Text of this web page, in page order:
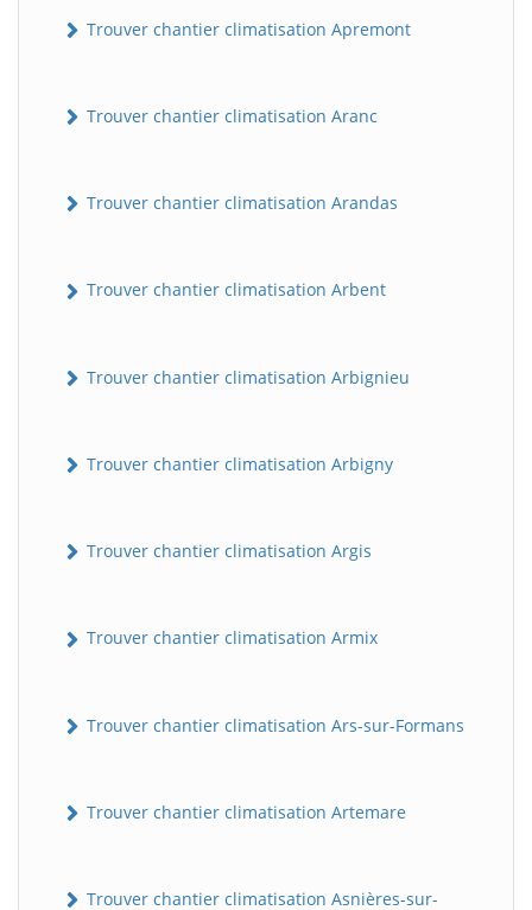
Trouver chantier climatisation Apremont
Trouver chantier climatisation Aranc
Trouver chantier climatisation Arandas
Trouver chantier climatisation Arbent
Trouver chantier climatisation Arbignieu
Trouver chantier climatisation Arbigny
Trouver chantier climatisation Argis
Trouver chantier climatisation Armix
Trouver chantier climatisation Ars-sur-Formans
Trouver chantier climatisation Artemare
Trouver chantier climatisation Asnières-sur-